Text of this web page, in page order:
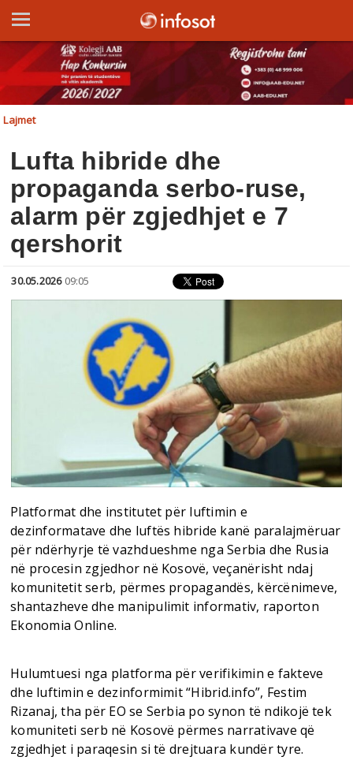
Lajmet
Lufta hibride dhe
propaganda serbo-ruse,
alarm për zgjedhjet e 7
qershorit
30.05.2026 09:05
Platformat dhe institutet për luftimin e
dezinformatave dhe luftës hibride kanë paralajmëruar
për ndërhyrje të vazhdueshme nga Serbia dhe Rusia
në procesin zgjedhor në Kosovë, veçanërisht ndaj
komunitetit serb, përmes propagandës, kërcënimeve,
shantazheve dhe manipulimit informativ, raporton
Ekonomia Online.
Hulumtuesi nga platforma për verifikimin e fakteve
dhe luftimin e dezinformimit “Hibrid.info”, Festim
Rizanaj, tha për EO se Serbia po synon të ndikojë tek
komuniteti serb në Kosovë përmes narrativave që
zgjedhjet i paraqesin si të drejtuara kundër tyre.